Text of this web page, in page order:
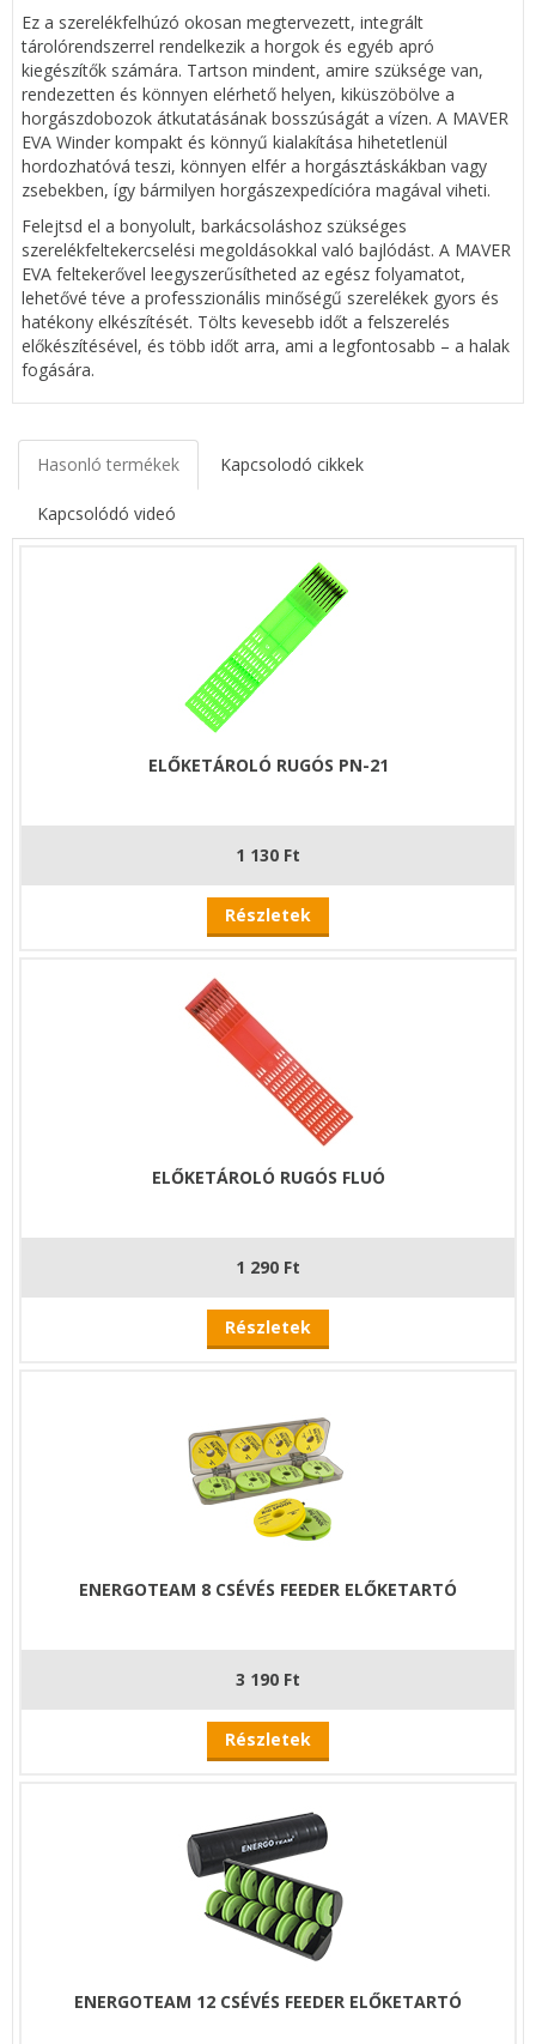
Ez a szerelékfelhúzó okosan megtervezett, integrált
tárolórendszerrel rendelkezik a horgok és egyéb apró
kiegészítők számára. Tartson mindent, amire szüksége van,
rendezetten és könnyen elérhető helyen, kiküszöbölve a
horgászdobozok átkutatásának bosszúságát a vízen. A MAVER
EVA Winder kompakt és könnyű kialakítása hihetetlenül
hordozhatóvá teszi, könnyen elfér a horgásztáskákban vagy
zsebekben, így bármilyen horgászexpedícióra magával viheti.
Felejtsd el a bonyolult, barkácsoláshoz szükséges
szerelékfeltekercselési megoldásokkal való bajlódást. A MAVER
EVA feltekerővel leegyszerűsítheted az egész folyamatot,
lehetővé téve a professzionális minőségű szerelékek gyors és
hatékony elkészítését. Tölts kevesebb időt a felszerelés
előkészítésével, és több időt arra, ami a legfontosabb – a halak
fogására.
Hasonló termékek Kapcsolodó cikkek
Kapcsolódó videó
ELŐKETÁROLÓ RUGÓS PN-21
1 130 Ft
Részletek
ELŐKETÁROLÓ RUGÓS FLUÓ
1 290 Ft
Részletek
ENERGOTEAM 8 CSÉVÉS FEEDER ELŐKETARTÓ
3 190 Ft
Részletek
ENERGOTEAM 12 CSÉVÉS FEEDER ELŐKETARTÓ